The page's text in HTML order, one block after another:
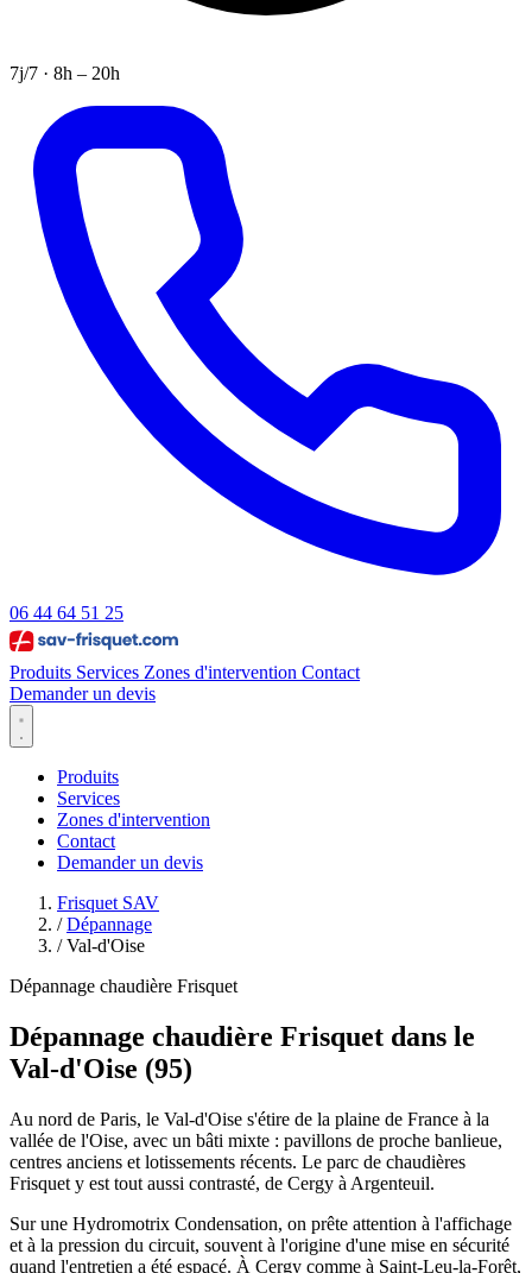
7j/7 · 8h – 20h
06 44 64 51 25
Produits Services Zones d'intervention Contact
Demander un devis
Produits
Services
Zones d'intervention
Contact
Demander un devis
Frisquet SAV
/ Dépannage
/ Val-d'Oise
Dépannage chaudière Frisquet
Dépannage chaudière Frisquet dans le
Val-d'Oise (95)
Au nord de Paris, le Val-d'Oise s'étire de la plaine de France à la
vallée de l'Oise, avec un bâti mixte : pavillons de proche banlieue,
centres anciens et lotissements récents. Le parc de chaudières
Frisquet y est tout aussi contrasté, de Cergy à Argenteuil.
Sur une Hydromotrix Condensation, on prête attention à l'affichage
et à la pression du circuit, souvent à l'origine d'une mise en sécurité
quand l'entretien a été espacé. À Cergy comme à Saint-Leu-la-Forêt,